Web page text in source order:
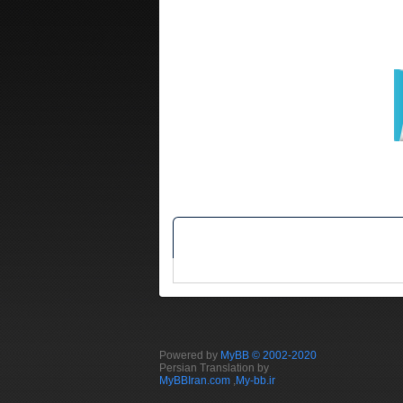
Powered by MyBB © 2002-2020
Persian Translation by
MyBBIran.com ,My-bb.ir